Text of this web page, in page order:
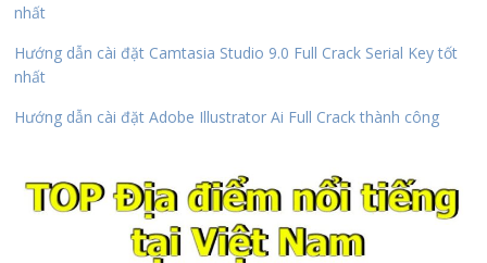
nhất
Hướng dẫn cài đặt Camtasia Studio 9.0 Full Crack Serial Key tốt
nhất
Hướng dẫn cài đặt Adobe Illustrator Ai Full Crack thành công